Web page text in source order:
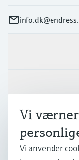
Vi
Vi anvender